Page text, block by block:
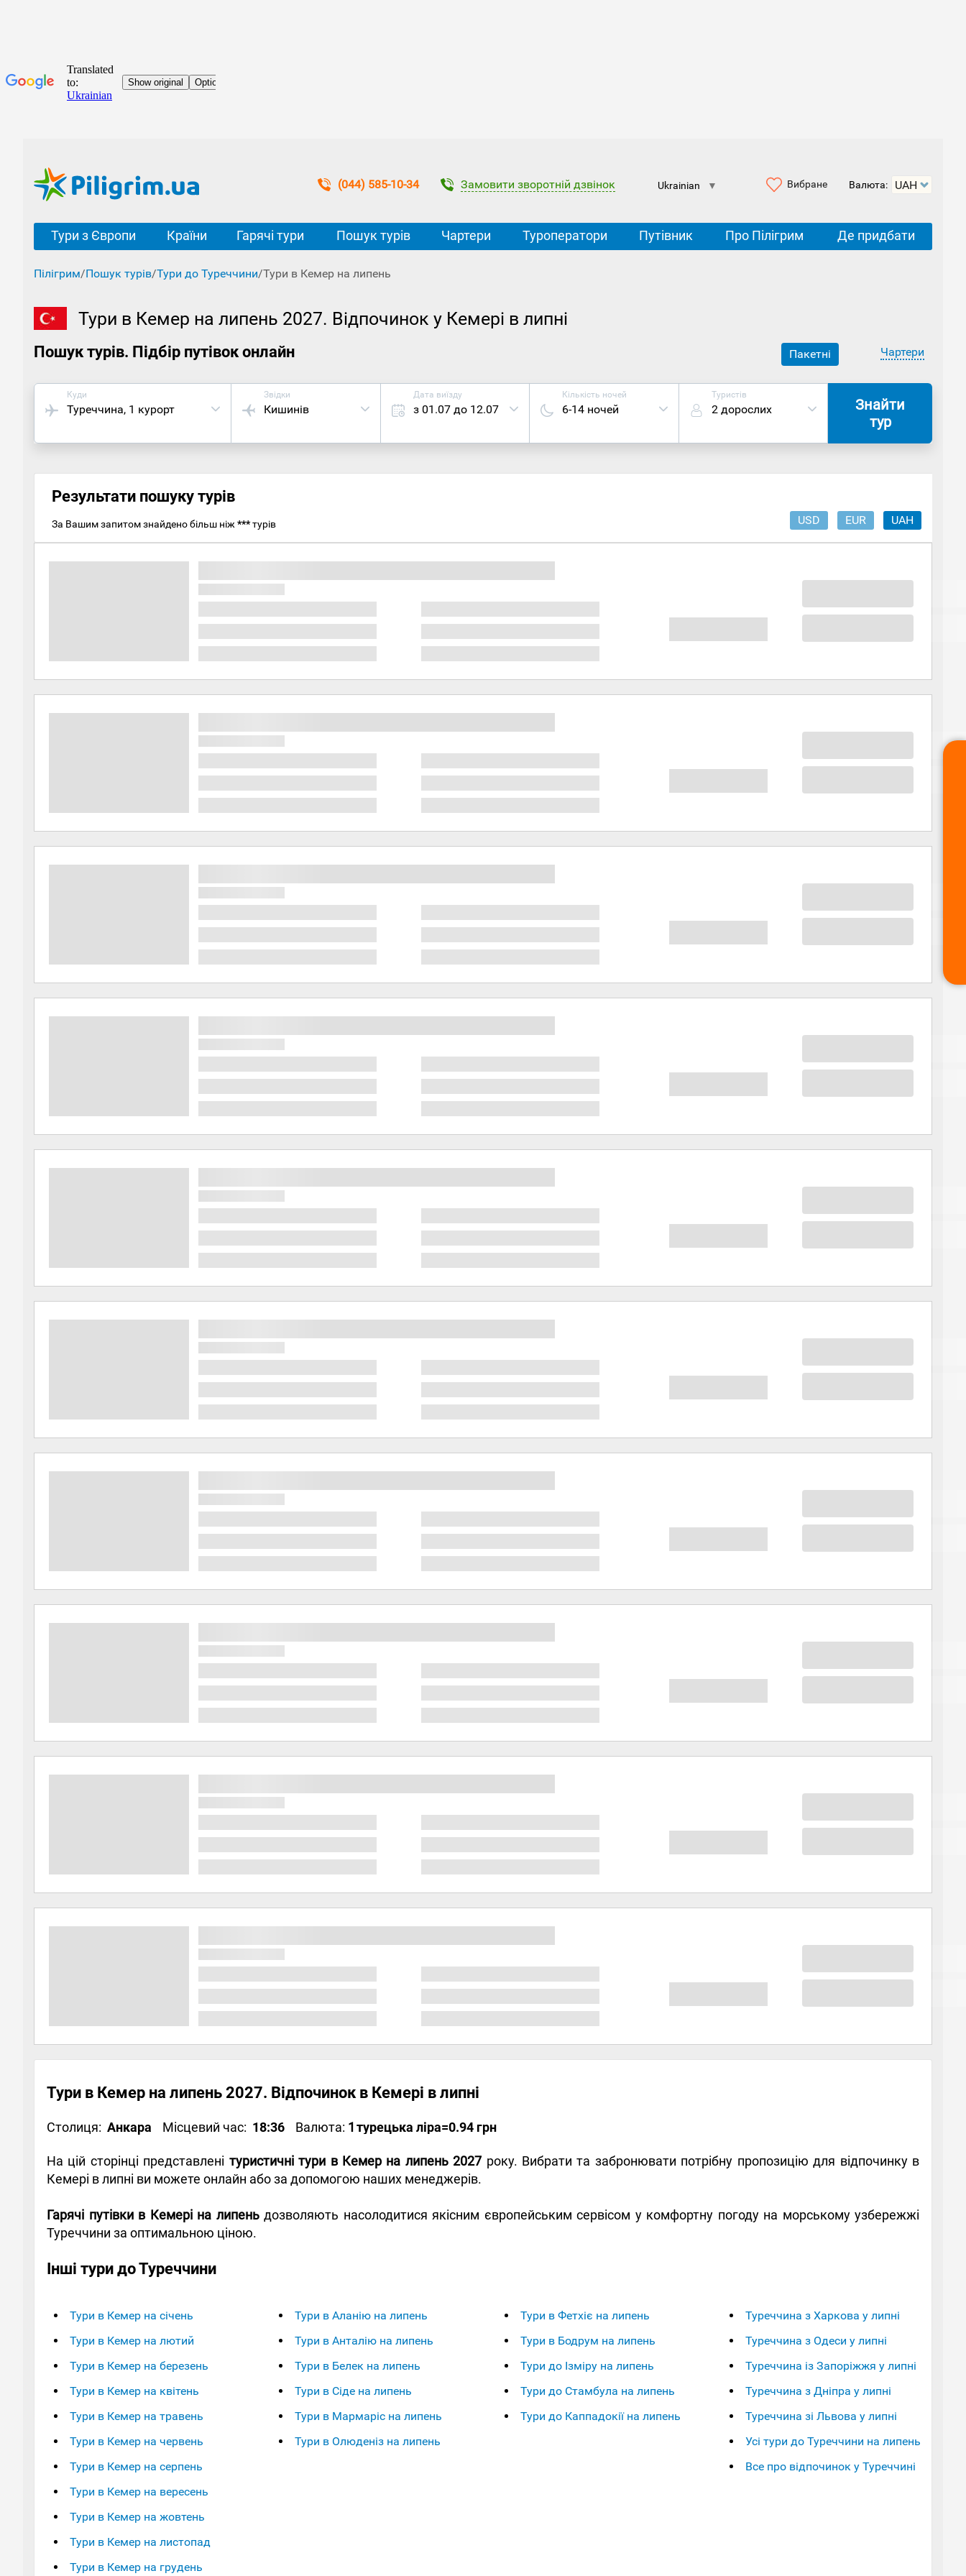
(044) 585-10-34 Замовити зворотній дзвінок Ukrainian ▼ Вибране Валюта:
Тури з Європи Країни Гарячі тури Пошук турів Чартери Туроператори Путівник Про Пілігрим Де придбати
Пілігрим/Пошук турів/Тури до Туреччини/Тури в Кемер на липень
Тури в Кемер на липень 2027. Відпочинок у Кемері в липні
Пошук турів. Підбір путівок онлайн Пакетні Чартери
Куди
Туреччина, 1 курорт
Звідки
Кишинів
Дата виїзду
з 01.07 до 12.07
Кількість ночей
6-14 ночей
Туристів
2 дорослих
Знайти
тур
Результати пошуку турів
USD EUR UAH
За Вашим запитом знайдено більш ніж ***турів
Тури в Кемер на липень 2027. Відпочинок в Кемері в липні
Столиця: Анкара Місцевий час: 18:36 Валюта: 1турецька ліра=0.94 грн
На цій сторінці представлені туристичні тури в Кемер на липень 2027 року. Вибрати та забронювати потрібну пропозицію для відпочинку в
Кемері в липні ви можете онлайн або за допомогою наших менеджерів.
Гарячі путівки в Кемері на липеньдозволяють насолодитися якісним європейським сервісом у комфортну погоду на морському узбережжі
Туреччини за оптимальною ціною.
Інші тури до Туреччини
Тури в Кемер на січень
Тури в Кемер на лютий
Тури в Кемер на березень
Тури в Кемер на квітень
Тури в Кемер на травень
Тури в Кемер на червень
Тури в Кемер на серпень
Тури в Кемер на вересень
Тури в Кемер на жовтень
Тури в Кемер на листопад
Тури в Кемер на грудень
Тури в Аланію на липень
Тури в Анталію на липень
Тури в Белек на липень
Тури в Сіде на липень
Тури в Мармаріс на липень
Тури в Олюденіз на липень
Тури в Фетхіє на липень
Тури в Бодрум на липень
Тури до Ізміру на липень
Тури до Стамбула на липень
Тури до Каппадокії на липень
Туреччина з Харкова у липні
Туреччина з Одеси у липні
Туреччина із Запоріжжя у липні
Туреччина з Дніпра у липні
Туреччина зі Львова у липні
Усі тури до Туреччини на липень
Все про відпочинок у Туреччині